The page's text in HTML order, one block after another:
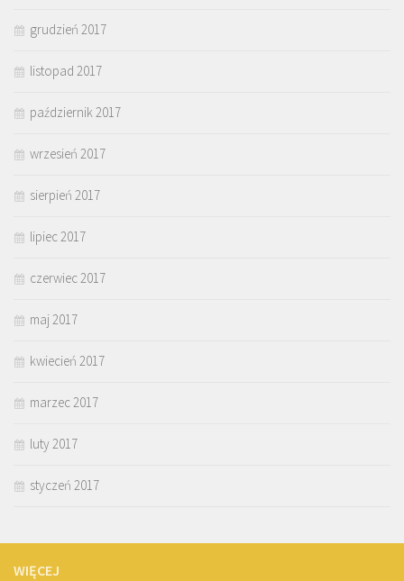
grudzień 2017
listopad 2017
październik 2017
wrzesień 2017
sierpień 2017
lipiec 2017
czerwiec 2017
maj 2017
kwiecień 2017
marzec 2017
luty 2017
styczeń 2017
WIĘCEJ